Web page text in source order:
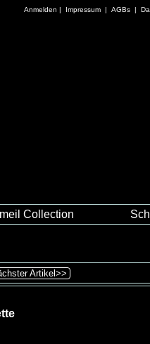
Anmelden | Impressum | AGBs |
Collection
Artikel>>